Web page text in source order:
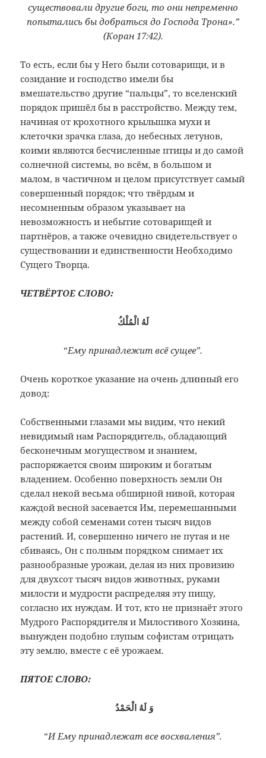
существовали другие боги, то они непременно
попытались бы добраться до Господа Трона».”
(Коран 17:42).
То есть, если бы у Него были сотоварищи, и в
созидание и господство имели бы
вмешательство другие “пальцы”, то вселенский
порядок пришёл бы в расстройство. Между тем,
начиная от крохотного крылышка мухи и
клеточки зрачка глаза, до небесных летунов,
коими являются бесчисленные птицы и до самой
солнечной системы, во всём, в большом и
малом, в частичном и целом присутствует самый
совершенный порядок; что твёрдым и
несомненным образом указывает на
невозможность и небытие сотоварищей и
партнёров, а также очевидно свидетельствует о
существовании и единственности Необходимо
Сущего Творца.
ЧЕТВЁРТОЕ СЛОВО:
لَهُ الْمُلْكُ
“Ему принадлежит всё сущее”.
Очень короткое указание на очень длинный его
довод:
Собственными глазами мы видим, что некий
невидимый нам Распорядитель, обладающий
бесконечным могуществом и знанием,
распоряжается своим широким и богатым
владением. Особенно поверхность земли Он
сделал некой весьма обширной нивой, которая
каждой весной засевается Им, перемешанными
между собой семенами сотен тысяч видов
растений. И, совершенно ничего не путая и не
сбиваясь, Он с полным порядком снимает их
разнообразные урожаи, делая из них провизию
для двухсот тысяч видов животных, руками
милости и мудрости распределяя эту пищу,
согласно их нуждам. И тот, кто не признаёт этого
Мудрого Распорядителя и Милостивого Хозяина,
вынужден подобно глупым софистам отрицать
эту землю, вместе с её урожаем.
ПЯТОЕ СЛОВО:
وَ لَهُ الْحَمْدُ
“И Ему принадлежат все восхваления”.